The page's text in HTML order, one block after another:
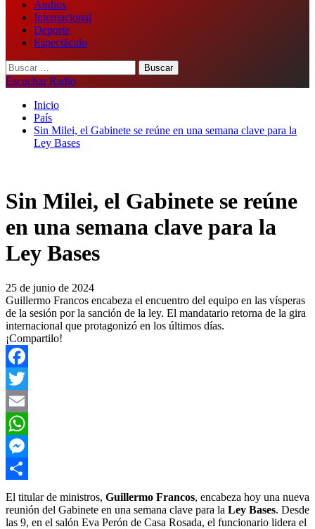
Audios
Internacional
Deporte
Espectáculo
Buscar:
Escuchar Radio
Inicio
País
Sin Milei, el Gabinete se reúne en una semana clave para la
Ley Bases
Sin Milei, el Gabinete se reúne
en una semana clave para la
Ley Bases
25 de junio de 2024
Guillermo Francos encabeza el encuentro del equipo en las vísperas
de la sesión por la sanción de la ley. El mandatario retorna de la gira
internacional que protagonizó en los últimos días.
¡Compartilo!
Facebook
Twitter
Email
WhatsApp
Messenger
Compartir
El titular de ministros, Guillermo Francos, encabeza hoy una nueva
reunión del Gabinete en una semana clave para la Ley Bases. Desde
las 9, en el salón Eva Perón de Casa Rosada, el funcionario lidera el